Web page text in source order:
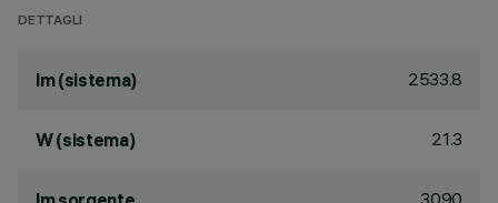
DETTAGLI
lm (sistema) 2533.8
W (sistema) 21.3
3090